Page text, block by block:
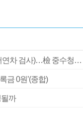
검사 신분 버리고 직급하향(10년 이하 저연차 검사)…檢 중수청행 기피
금 0원’(종합)
까